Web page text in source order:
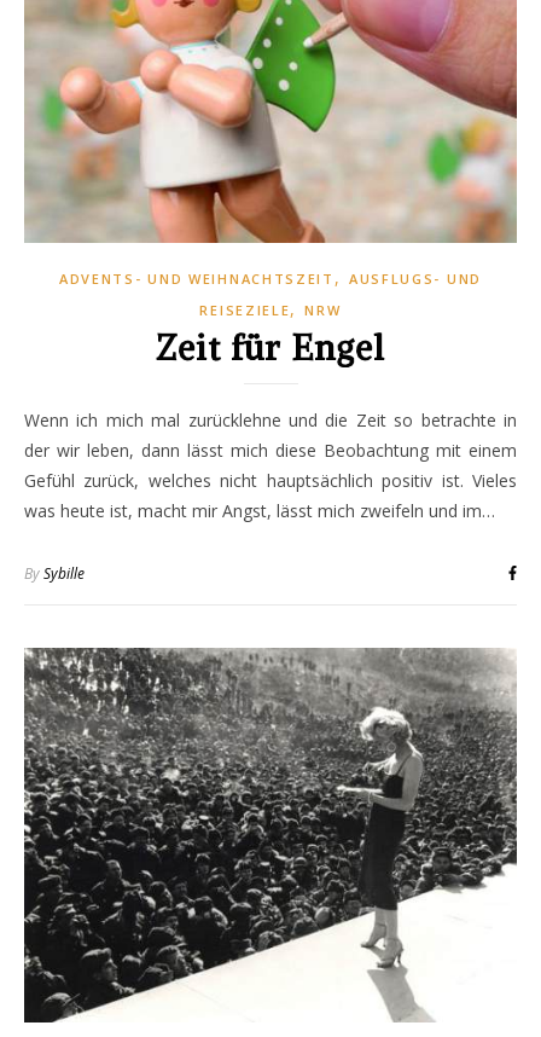
ADVENTS- UND WEIHNACHTSZEIT , AUSFLUGS- UND
REISEZIELE,NRW
Zeit für Engel
Wenn ich mich mal zurücklehne und die Zeit so betrachte in
der wir leben, dann lässt mich diese Beobachtung mit einem
Gefühl zurück, welches nicht hauptsächlich positiv ist. Vieles
was heute ist, macht mir Angst, lässt mich zweifeln und im…
BySybille